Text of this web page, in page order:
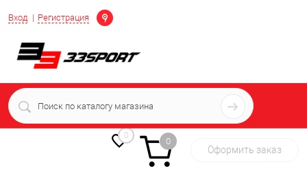
Вход Регистрация
Определение
+7 (939) 716-10-06
пн-пт 7:00-16:00 МСК
0
0
Оформить заказ